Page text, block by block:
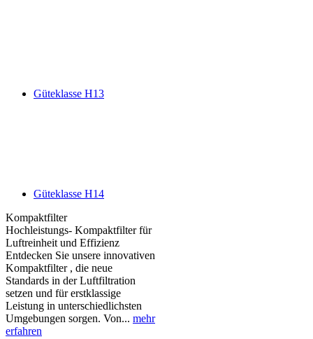
Güteklasse H13
Güteklasse H14
Kompaktfilter
Hochleistungs- Kompaktfilter für
Luftreinheit und Effizienz
Entdecken Sie unsere innovativen
Kompaktfilter , die neue
Standards in der Luftfiltration
setzen und für erstklassige
Leistung in unterschiedlichsten
Umgebungen sorgen. Von... mehr
erfahren